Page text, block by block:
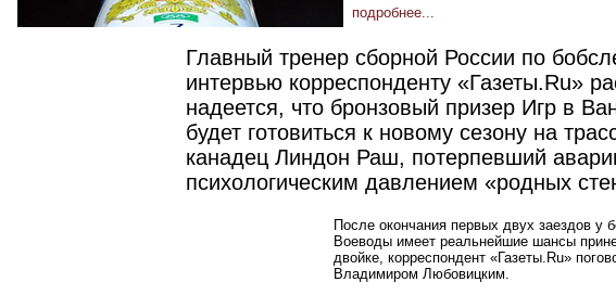
подробнее...
Главный тренер сборной России по
интервью корреспонденту «Газеты.Ru»
надеется, что бронзовый призер Игр в
будет готовиться к новому сезону на
канадец Линдон Раш, потерпевший
психологическим давлением «родных
После окончания первых двух заездов у
Воеводы имеет реальнейшие шансы
двойке, корреспондент «Газеты.Ru»
Владимиром Любовицким.